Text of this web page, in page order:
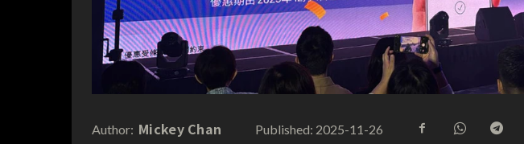
Author: Mickey Chan Published: 2025-11-26